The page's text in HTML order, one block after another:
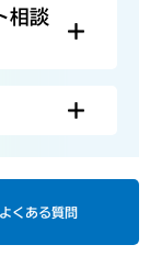
相談
よくある質問